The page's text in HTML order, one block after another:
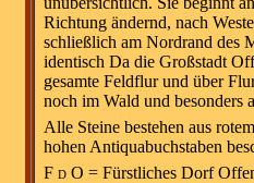
Richtung ändernd, nach
schließlich am Nordrand des
identisch Da die Großstadt
gesamte Feldflur und über
noch im Wald und besonders
Alle Steine bestehen aus
hohen Antiquabuchstaben
F d O = Fürstliches Dorf